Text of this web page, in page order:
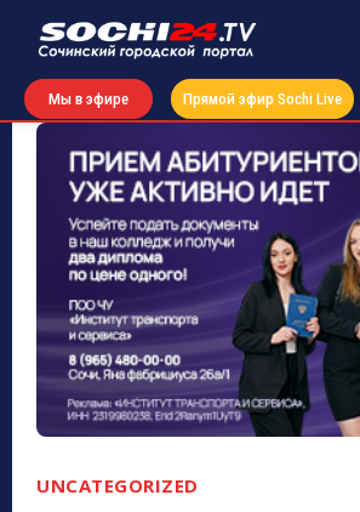
Мы в эфире Прямой эфир Sochi Live
UNCATEGORIZED